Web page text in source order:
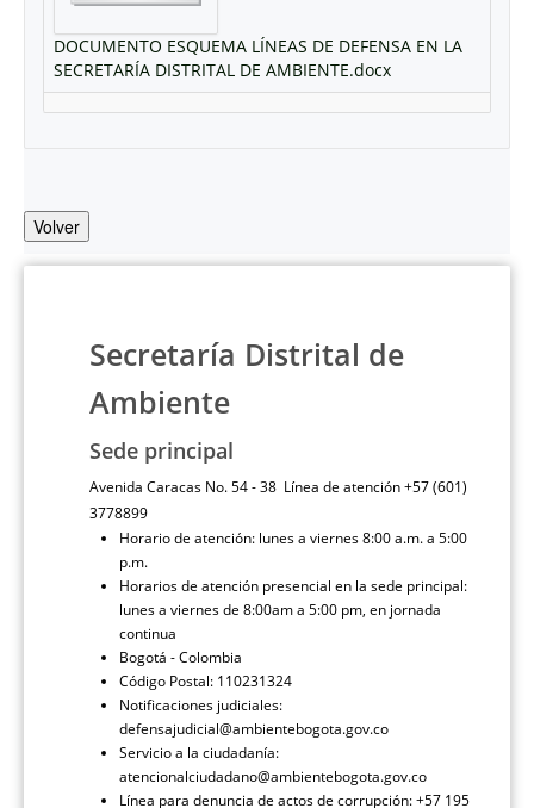
DOCUMENTO ESQUEMA LÍNEAS DE DEFENSA EN LA
SECRETARÍA DISTRITAL DE AMBIENTE.docx
Volver
Secretaría Distrital de
Ambiente
Sede principal
Avenida Caracas No. 54 - 38 Línea de atención +57 (601)
3778899
Horario de atención: lunes a viernes 8:00 a.m. a 5:00
p.m.
Horarios de atención presencial en la sede principal:
lunes a viernes de 8:00am a 5:00 pm, en jornada
continua
Bogotá - Colombia
Código Postal: 110231324
Notificaciones judiciales:
defensajudicial@ambientebogota.gov.co
Servicio a la ciudadanía:
atencionalciudadano@ambientebogota.gov.co
Línea para denuncia de actos de corrupción: +57 195